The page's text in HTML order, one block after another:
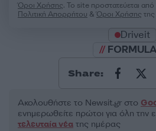
Όροι Χρήσης. Το site προστατεύεται
Πολιτική Απορρήτου &Όροι Χρήσης
Driveit
Share:
Ακολουθήστε το Νewsit.gr στο
ενημερωθείτε πρώτοι για όλη την
τελευταία νέα της ημέρας